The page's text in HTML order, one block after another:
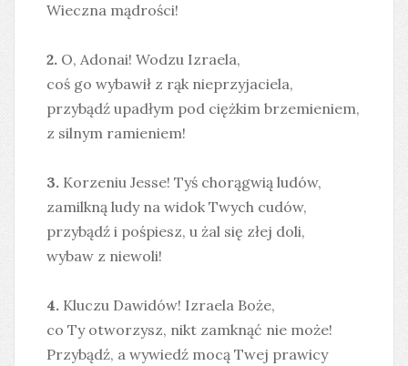
Wieczna mądrości!
2. O, Adonai! Wodzu Izraela,
coś go wybawił z rąk nieprzyjaciela,
przybądź upadłym pod ciężkim brzemieniem,
z silnym ramieniem!
3. Korzeniu Jesse! Tyś chorągwią ludów,
zamilkną ludy na widok Twych cudów,
przybądź i pośpiesz, u żal się złej doli,
wybaw z niewoli!
4. Kluczu Dawidów! Izraela Boże,
co Ty otworzysz, nikt zamknąć nie może!
Przybądź, a wywiedź mocą Twej prawicy